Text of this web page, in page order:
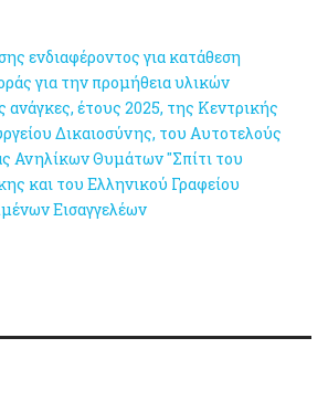
ενδιαφέροντος για κατάθεση
για την προμήθεια υλικών
ανάγκες, έτους 2025, της Κεντρικής
Δικαιοσύνης, του Αυτοτελούς
Ανηλίκων Θυμάτων "Σπίτι του
και του Ελληνικού Γραφείου
Εισαγγελέων